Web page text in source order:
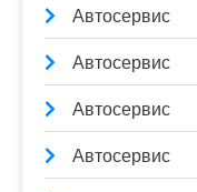
Автосервис
Автосервис
Автосервис
Автосервис